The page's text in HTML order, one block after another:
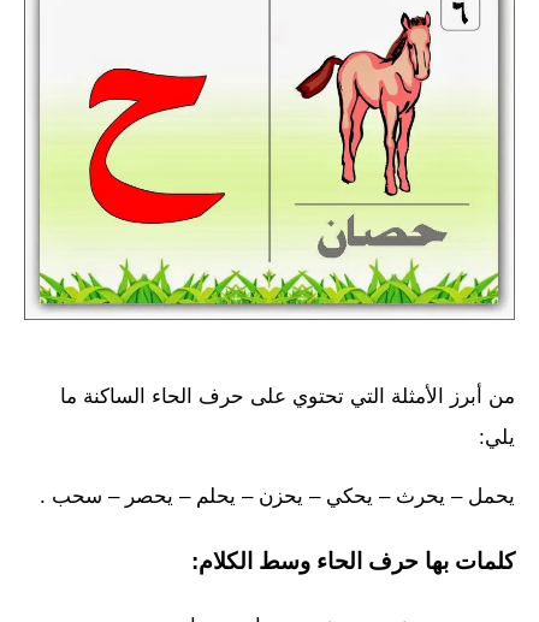
من أبرز الأمثلة التي تحتوي على حرف الحاء الساكنة ما
يلي:
يحمل – يحرث – يحكي – يحزن – يحلم – يحصر – سحب .
كلمات بها حرف الحاء وسط الكلام: